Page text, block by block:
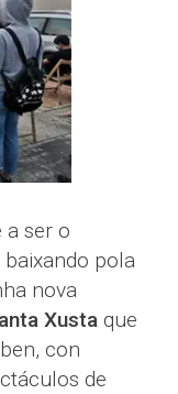
a ser o
pola
nova
Xusta que
con
de